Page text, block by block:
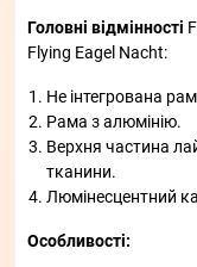
Головні відмінності
Flying Eagel Nacht:
Не інтегрована
Рама з алюмінію.
Верхня частина
тканини.
Люмінесцентний
Особливості: